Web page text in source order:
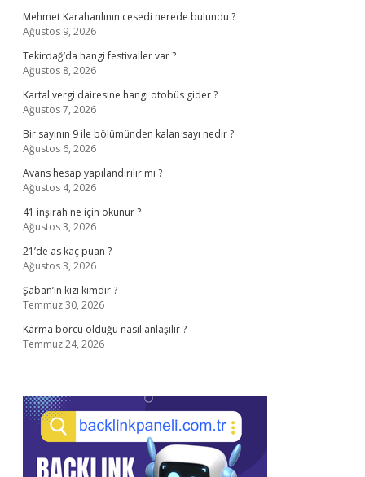
Mehmet Karahanlının cesedi nerede bulundu ?
Ağustos 9, 2026
Tekirdağ’da hangi festivaller var ?
Ağustos 8, 2026
Kartal vergi dairesine hangi otobüs gider ?
Ağustos 7, 2026
Bir sayının 9 ile bölümünden kalan sayı nedir ?
Ağustos 6, 2026
Avans hesap yapılandırılır mı ?
Ağustos 4, 2026
41 inşirah ne için okunur ?
Ağustos 3, 2026
21’de as kaç puan ?
Ağustos 3, 2026
Şaban’ın kızı kimdir ?
Temmuz 30, 2026
Karma borcu olduğu nasıl anlaşılır ?
Temmuz 24, 2026